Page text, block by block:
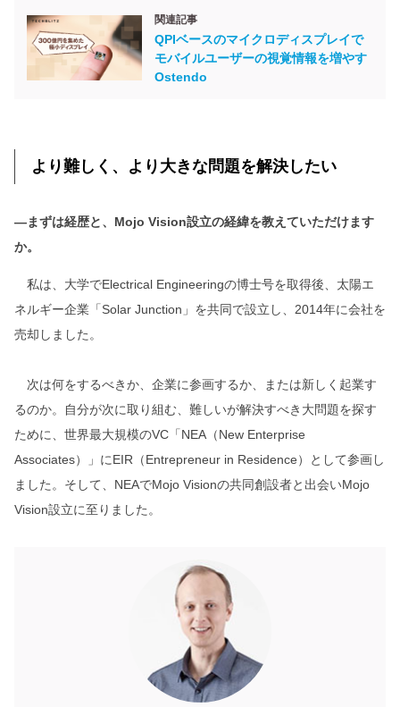
関連記事
QPIベースのマイクロディスプレイで
モバイルユーザーの視覚情報を増やす
Ostendo
より難しく、より大きな問題を解決したい
―まずは経歴と、Mojo Vision設立の経緯を教えていただけます
か。
私は、大学でElectrical Engineeringの博士号を取得後、太陽エ
ネルギー企業「Solar Junction」を共同で設立し、2014年に会社を
売却しました。
次は何をするべきか、企業に参画するか、または新しく起業す
るのか。自分が次に取り組む、難しいが解決すべき大問題を探す
ために、世界最大規模のVC「NEA（New Enterprise
Associates）」にEIR（Entrepreneur in Residence）として参画し
ました。そして、NEAでMojo Visionの共同創設者と出会いMojo
Vision設立に至りました。